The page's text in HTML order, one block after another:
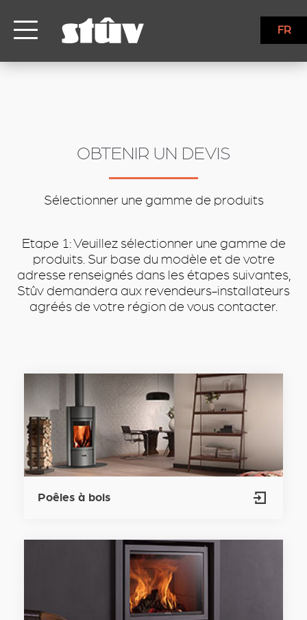
FR
OBTENIR UN DEVIS
Sélectionner une gamme de produits
Etape 1: Veuillez sélectionner une gamme de
produits. Sur base du modèle et de votre
adresse renseignés dans les étapes suivantes,
Stûv demandera aux revendeurs-installateurs
agréés de votre région de vous contacter.
Poêles à bois